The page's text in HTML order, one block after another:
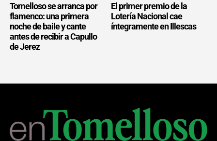
Tomelloso se arranca por
flamenco: una primera
noche de baile y cante
antes de recibir a Capullo
de Jerez
El primer premio de la
Lotería Nacional cae
íntegramente en Illescas